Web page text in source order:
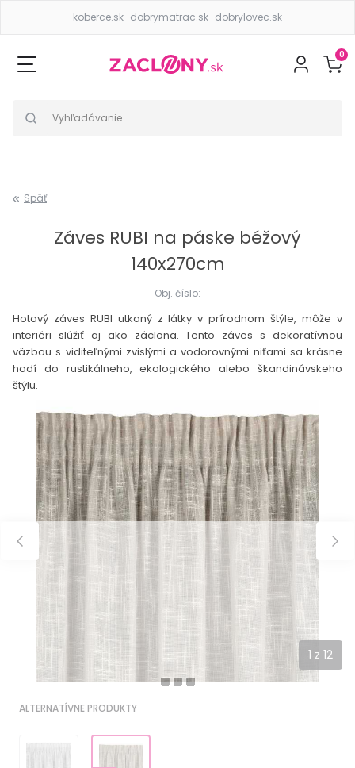
koberce.sk dobrymatrac.sk dobrylovec.sk
0
Späť
Záves RUBI na páske béžový
140x270cm
Obj. číslo:
Hotový záves RUBI utkaný z látky v prírodnom štýle, môže v
interiéri slúžiť aj ako záclona. Tento záves s dekoratívnou
väzbou s viditeľnými zvislými a vodorovnými niťami sa krásne
hodí do rustikálneho, ekologického alebo škandinávskeho
štýlu.
1 z 12
ALTERNATÍVNE PRODUKTY